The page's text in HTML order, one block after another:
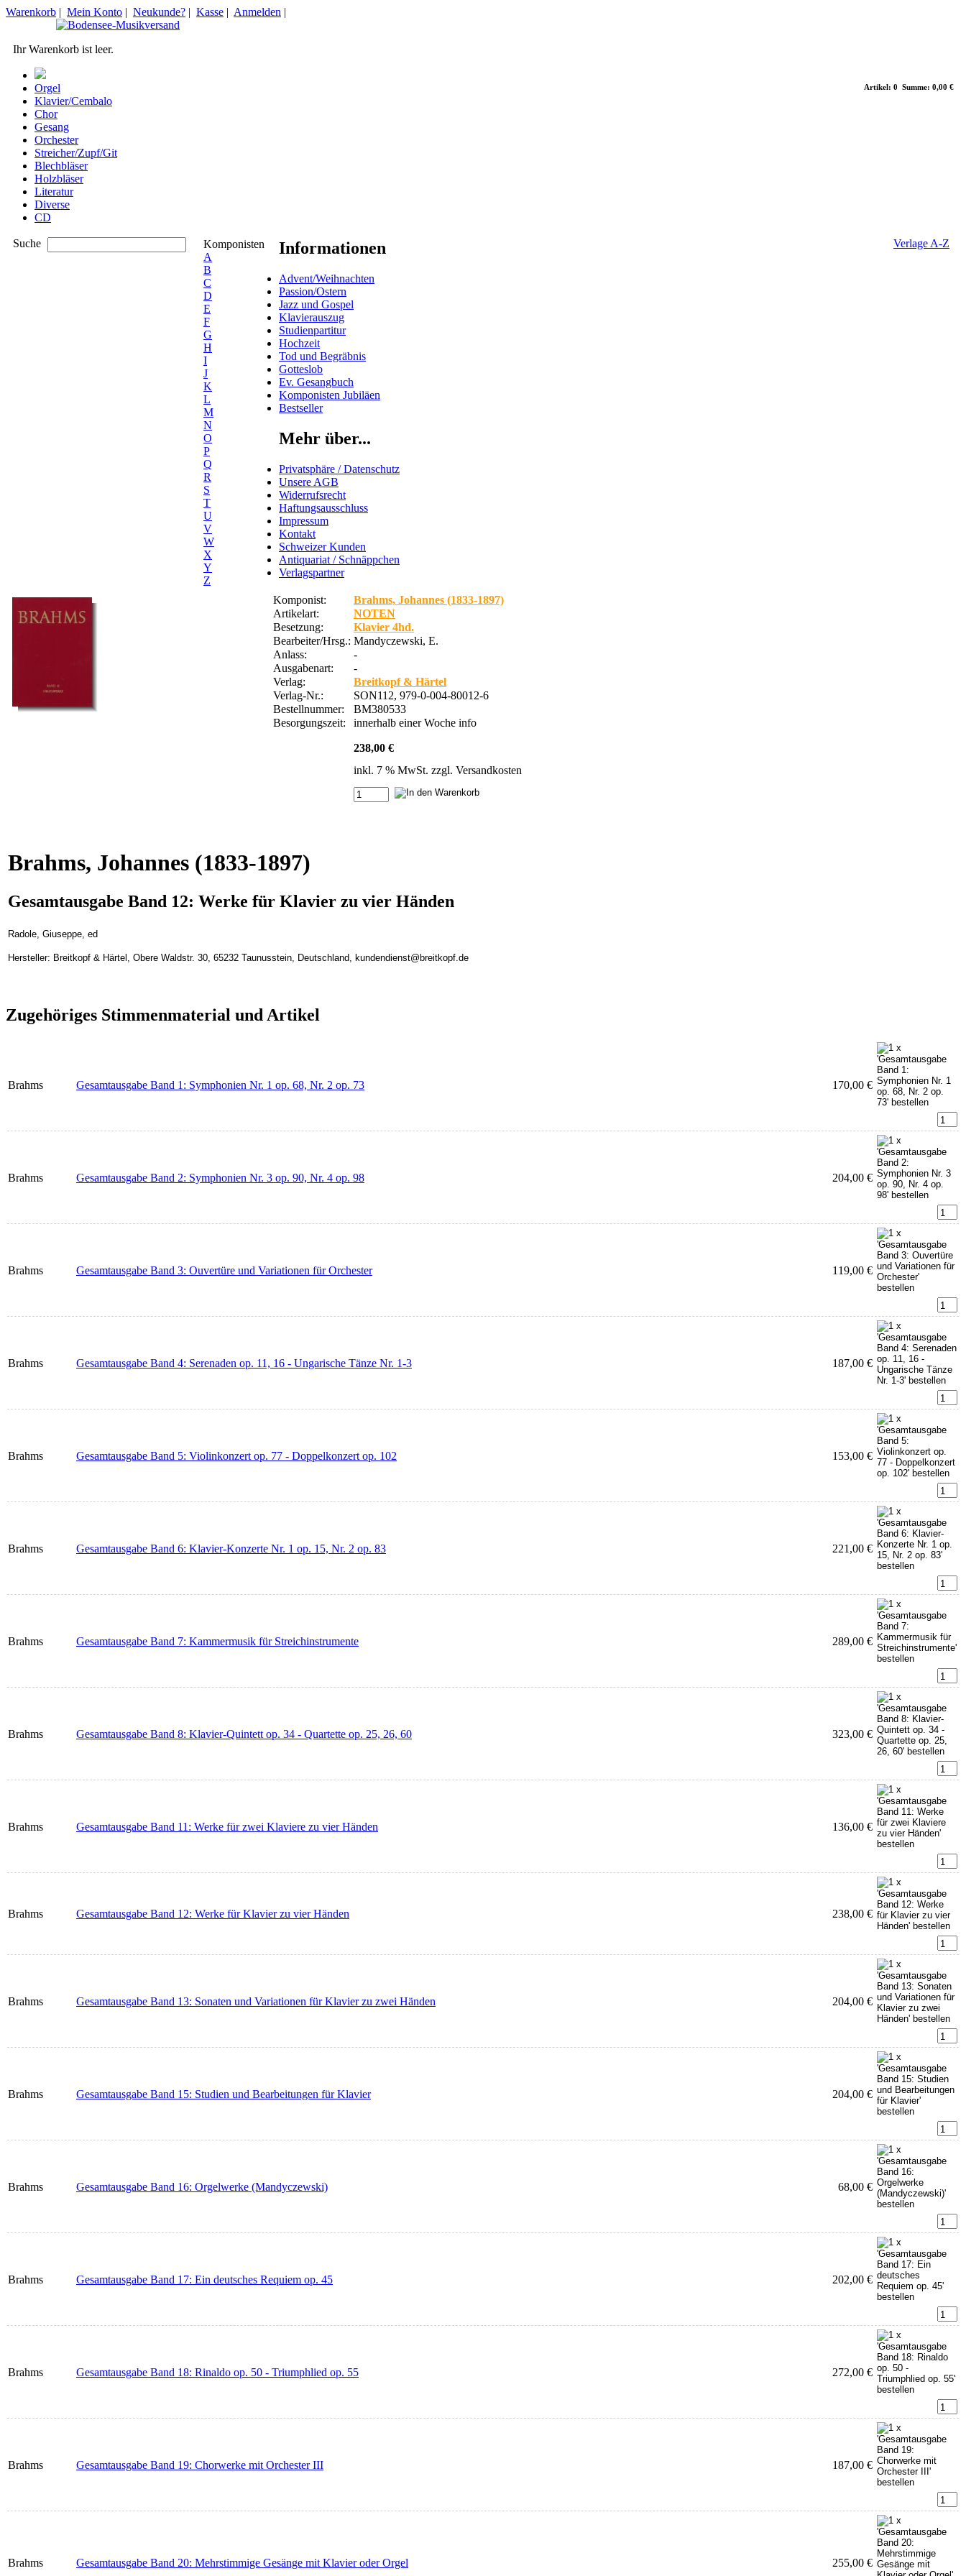
Artikel: 0 Summe: 0,00 €
Warenkorb | Mein Konto | Neukunde? | Kasse | Anmelden |
Ihr Warenkorb ist leer.
Orgel
Klavier/Cembalo
Chor
Gesang
Orchester
Streicher/Zupf/Git
Blechbläser
Holzbläser
Literatur
Diverse
CD
Suche
Komponisten
A
B
C
D
E
F
G
H
I
J
K
L
M
N
O
P
Q
R
S
T
U
V
W
X
Y
Z
Verlage A-Z
Informationen
Advent/Weihnachten
Passion/Ostern
Jazz und Gospel
Klavierauszug
Studienpartitur
Hochzeit
Tod und Begräbnis
Gotteslob
Ev. Gesangbuch
Komponisten Jubiläen
Bestseller
Mehr über...
Privatsphäre / Datenschutz
Unsere AGB
Widerrufsrecht
Haftungsausschluss
Impressum
Kontakt
Schweizer Kunden
Antiquariat / Schnäppchen
Verlagspartner
Komponist:
Brahms, Johannes (1833-1897)
Artikelart:
NOTEN
Besetzung:
Klavier 4hd.
Bearbeiter/Hrsg.: Mandyczewski, E.
Anlass:
-
Ausgabenart:
-
Verlag:
Breitkopf & Härtel
Verlag-Nr.:
SON112, 979-0-004-80012-6
Bestellnummer:
BM380533
Besorgungszeit:
innerhalb einer Woche info
238,00 €
inkl. 7 % MwSt. zzgl. Versandkosten
Brahms, Johannes (1833-1897)
Gesamtausgabe Band 12: Werke für Klavier zu vier Händen
Radole, Giuseppe, ed
Hersteller: Breitkopf & Härtel, Obere Waldstr. 30, 65232 Taunusstein, Deutschland, kundendienst@breitkopf.de
Zugehöriges Stimmenmaterial und Artikel
Brahms Gesamtausgabe Band 1: Symphonien Nr. 1 op. 68, Nr. 2 op. 73 170,00 €
Brahms Gesamtausgabe Band 2: Symphonien Nr. 3 op. 90, Nr. 4 op. 98 204,00 €
Brahms Gesamtausgabe Band 3: Ouvertüre und Variationen für Orchester 119,00 €
Brahms Gesamtausgabe Band 4: Serenaden op. 11, 16 - Ungarische Tänze Nr. 1-3 187,00 €
Brahms Gesamtausgabe Band 5: Violinkonzert op. 77 - Doppelkonzert op. 102 153,00 €
Brahms Gesamtausgabe Band 6: Klavier-Konzerte Nr. 1 op. 15, Nr. 2 op. 83 221,00 €
Brahms Gesamtausgabe Band 7: Kammermusik für Streichinstrumente 289,00 €
Brahms Gesamtausgabe Band 8: Klavier-Quintett op. 34 - Quartette op. 25, 26, 60 323,00 €
Brahms Gesamtausgabe Band 11: Werke für zwei Klaviere zu vier Händen 136,00 €
Brahms Gesamtausgabe Band 12: Werke für Klavier zu vier Händen 238,00 €
Brahms Gesamtausgabe Band 13: Sonaten und Variationen für Klavier zu zwei Händen 204,00 €
Brahms Gesamtausgabe Band 15: Studien und Bearbeitungen für Klavier 204,00 €
Brahms Gesamtausgabe Band 16: Orgelwerke (Mandyczewski) 68,00 €
Brahms Gesamtausgabe Band 17: Ein deutsches Requiem op. 45 202,00 €
Brahms Gesamtausgabe Band 18: Rinaldo op. 50 - Triumphlied op. 55 272,00 €
Brahms Gesamtausgabe Band 19: Chorwerke mit Orchester III 187,00 €
Brahms Gesamtausgabe Band 20: Mehrstimmige Gesänge mit Klavier oder Orgel 255,00 €